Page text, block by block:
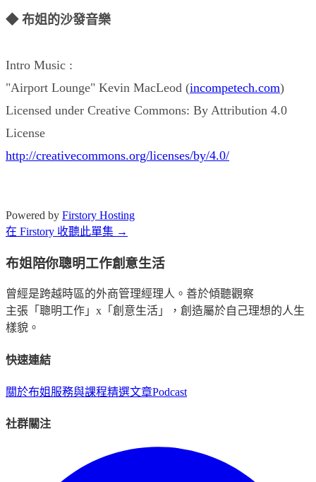
◆ 布姐的沙發音樂
Intro Music :
"Airport Lounge" Kevin MacLeod (incompetech.com)
Licensed under Creative Commons: By Attribution 4.0
License
http://creativecommons.org/licenses/by/4.0/
Powered by Firstory Hosting
在 Firstory 收聽此單集 →
布姐陪你聰明工作創意生活
曾經是跨越時區的外商管理經理人。善於傾聽觀察
主張「聰明工作」x「創意生活」，創造屬於自己理想的人生
樣貌。
快速連結
關於布姐 服務與課程精選文章Podcast
社群關注